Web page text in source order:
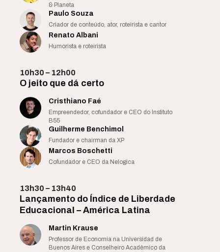
& Planeta
Paulo Souza
Criador de conteúdo, ator, roteirista e cantor
Renato Albani
Humorista e roteirista
10h30 – 12h00
O jeito que dá certo
Cristhiano Faé
Empreendedor, cofundador e CEO do Instituto
B55
Guilherme Benchimol
Fundador e chairman da XP
Marcos Boschetti
Cofundador e CEO da Nelogica
13h30 – 13h40
Lançamento do Índice de Liberdade
Educacional – América Latina
Martin Krause
Professor de Economia na Universidad de
Buenos Aires e Conselheiro Acadêmico da